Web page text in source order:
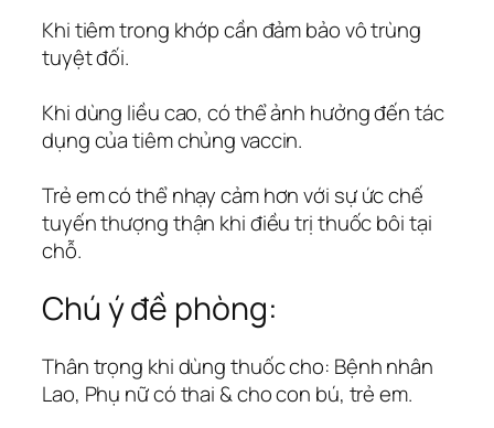
Khi tiêm trong khớp cần đảm bảo vô trùng
tuyệt đối.
Khi dùng liều cao, có thể ảnh hưởng đến tác
dụng của tiêm chủng vaccin.
Trẻ em có thể nhạy cảm hơn với sự ức chế
tuyến thượng thận khi điều trị thuốc bôi tại
chỗ.
Chú ý đề phòng:
Thân trọng khi dùng thuốc cho: Bệnh nhân
Lao, Phụ nữ có thai & cho con bú, trẻ em.